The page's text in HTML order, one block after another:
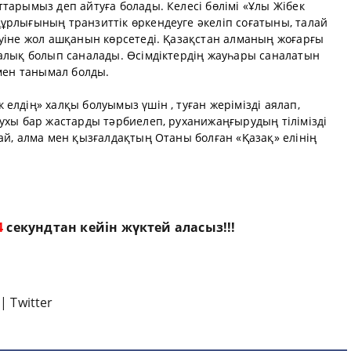
деп айтуға болады. Келесі бөлімі «Ұлы Жібек
транзиттік өркендеуге әкеліп соғатыны, талай
жол ашқанын көрсетеді. Қазақстан алманың жоғарғы
болып саналады. Өсімдіктердің жауһары саналатын
танымал болды.
халқы болуымыз үшін , туған жерімізді аялап,
бар жастарды тәрбиелеп, руханижаңғырудың тілімізді
алма мен қызғалдақтың Отаны болған «Қазақ» елінің
секундтан кейін жүктей аласыз!!!
Twitter